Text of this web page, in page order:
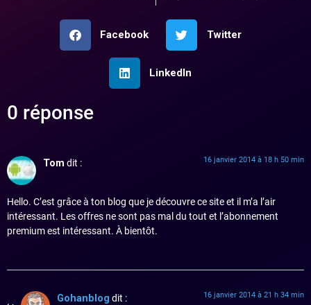
Facebook Twitter
LinkedIn
0 réponse
Tom dit : 16 janvier 2014 à 18 h 50 min
Hello. C’est grâce à ton blog que je découvre ce site et il m’a l’air
intéressant. Les offres ne sont pas mal du tout et l’abonnement
premium est intéressant. À bientôt.
Gohanblog dit : 16 janvier 2014 à 21 h 34 min